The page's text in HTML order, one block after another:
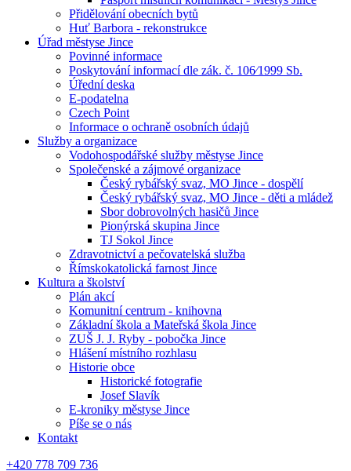
Přidělování obecních bytů
Huť Barbora - rekonstrukce
Úřad městyse Jince
Povinné informace
Poskytování informací dle zák. č. 106⁄1999 Sb.
Úřední deska
E-podatelna
Czech Point
Informace o ochraně osobních údajů
Služby a organizace
Vodohospodářské služby městyse Jince
Společenské a zájmové organizace
Český rybářský svaz, MO Jince - dospělí
Český rybářský svaz, MO Jince - děti a mládež
Sbor dobrovolných hasičů Jince
Pionýrská skupina Jince
TJ Sokol Jince
Zdravotnictví a pečovatelská služba
Římskokatolická farnost Jince
Kultura a školství
Plán akcí
Komunitní centrum - knihovna
Základní škola a Mateřská škola Jince
ZUŠ J. J. Ryby - pobočka Jince
Hlášení místního rozhlasu
Historie obce
Historické fotografie
Josef Slavík
E-kroniky městyse Jince
Píše se o nás
Kontakt
+420 778 709 736